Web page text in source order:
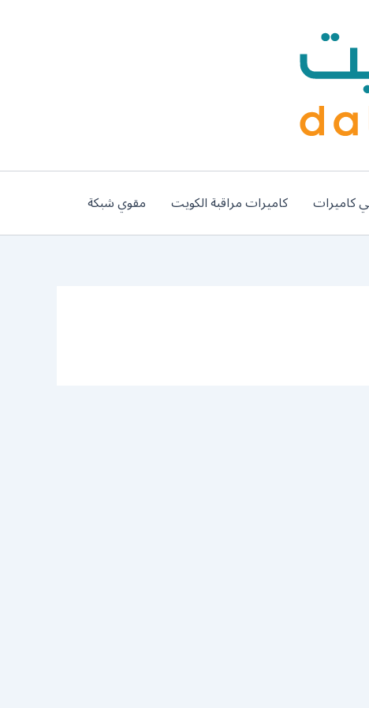
كاميرات كاميرات مراقبة الكويت مقوي شبكة